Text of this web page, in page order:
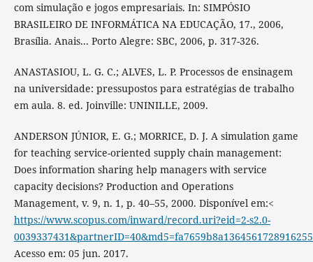
com simulação e jogos empresariais. In: SIMPÓSIO
BRASILEIRO DE INFORMÁTICA NA EDUCAÇÃO, 17., 2006,
Brasília. Anais... Porto Alegre: SBC, 2006, p. 317-326.
ANASTASIOU, L. G. C.; ALVES, L. P. Processos de ensinagem
na universidade: pressupostos para estratégias de trabalho
em aula. 8. ed. Joinville: UNINILLE, 2009.
ANDERSON JÚNIOR, E. G.; MORRICE, D. J. A simulation game
for teaching service-oriented supply chain management:
Does information sharing help managers with service
capacity decisions? Production and Operations
Management, v. 9, n. 1, p. 40–55, 2000. Disponível em:<
https://www.scopus.com/inward/record.uri?eid=2-s2.0-
Acesso em: 05 jun. 2017.